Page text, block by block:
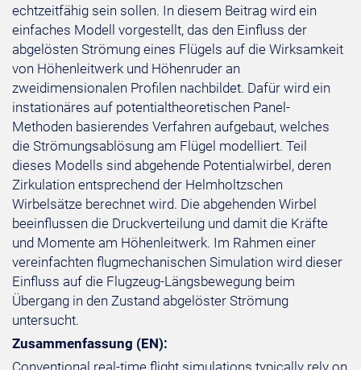
echtzeitfähig sein sollen. In diesem Beitrag wird ein
einfaches Modell vorgestellt, das den Einfluss der
abgelösten Strömung eines Flügels auf die Wirksamkeit
von Höhenleitwerk und Höhenruder an
zweidimensionalen Profilen nachbildet. Dafür wird ein
instationäres auf potentialtheoretischen Panel-
Methoden basierendes Verfahren aufgebaut, welches
die Strömungsablösung am Flügel modelliert. Teil
dieses Modells sind abgehende Potentialwirbel, deren
Zirkulation entsprechend der Helmholtzschen
Wirbelsätze berechnet wird. Die abgehenden Wirbel
beeinflussen die Druckverteilung und damit die Kräfte
und Momente am Höhenleitwerk. Im Rahmen einer
vereinfachten flugmechanischen Simulation wird dieser
Einfluss auf die Flugzeug-Längsbewegung beim
Übergang in den Zustand abgelöster Strömung
untersucht.
Zusammenfassung (EN):
Conventional real-time flight simulations typically rely on